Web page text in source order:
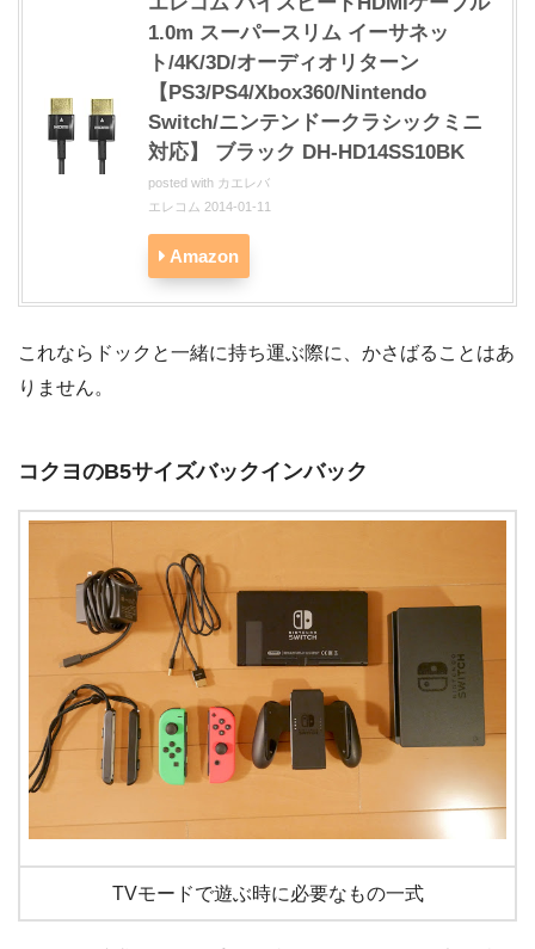
1.0m スーパースリム イーサネッ
ト/4K/3D/オーディオリターン
【PS3/PS4/Xbox360/Nintendo
Switch/ニンテンドークラシックミニ
対応】 ブラック DH-HD14SS10BK
posted with カエレバ
エレコム 2014-01-11
Amazon
これならドックと一緒に持ち運ぶ際に、かさばることはあ
りません。
コクヨのB5サイズバックインバック
TVモードで遊ぶ時に必要なもの一式